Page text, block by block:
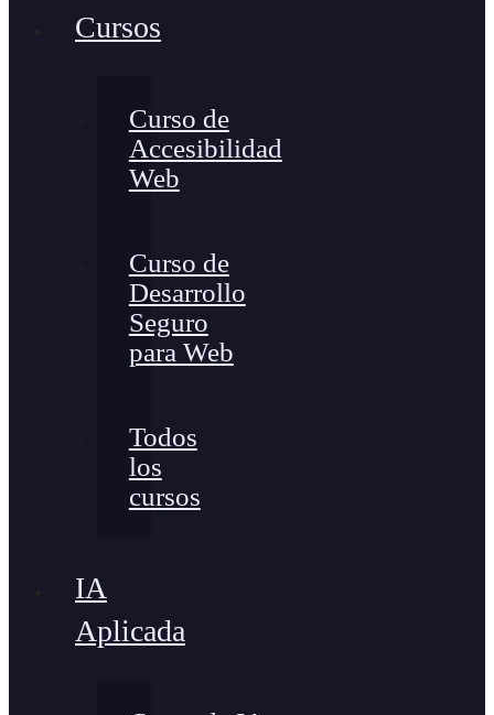
Cursos
Curso de
Accesibilidad
Web
Curso de
Desarrollo
Seguro
para Web
Todos
los
cursos
IA
Aplicada